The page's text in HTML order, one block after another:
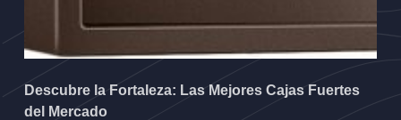
Descubre la Fortaleza: Las Mejores Cajas Fuertes
del Mercado